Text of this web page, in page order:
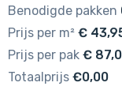
Benodigde pakken
Prijs per m² €
Prijs per pak €
Totaalprijs €0,00